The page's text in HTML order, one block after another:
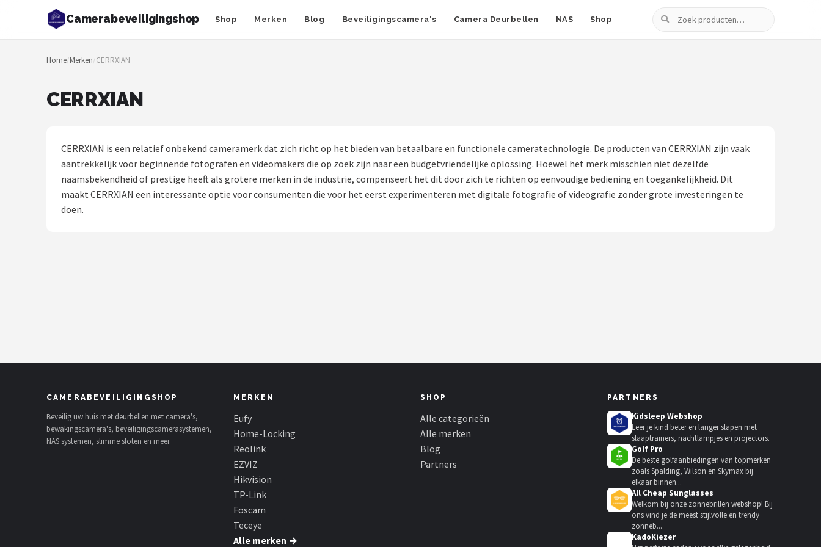
Camerabeveiligingshop Shop Merken Blog Beveiligingscamera's Camera Deurbellen NAS Shop
Zoeken
Zoeken
NAVIGATIE
Beveiligingscamera's
Camera Deurbellen
EZVIZ
Hikvision
Home/Merken/CERRXIAN
CERRXIAN
CERRXIAN is een relatief onbekend cameramerk dat zich richt op het bieden van betaalbare en functionele cameratechnologie. De producten van CERRXIAN zijn vaak
aantrekkelijk voor beginnende fotografen en videomakers die op zoek zijn naar een budgetvriendelijke oplossing. Hoewel het merk misschien niet dezelfde
naamsbekendheid of prestige heeft als grotere merken in de industrie, compenseert het dit door zich te richten op eenvoudige bediening en toegankelijkheid. Dit
maakt CERRXIAN een interessante optie voor consumenten die voor het eerst experimenteren met digitale fotografie of videografie zonder grote investeringen te
doen.
CAMERABEVEILIGINGSHOP
Beveilig uw huis met deurbellen met camera's,
bewakingscamera's, beveiligingscamerasystemen,
NAS systemen, slimme sloten en meer.
MERKEN
Eufy
Home-Locking
Reolink
EZVIZ
Hikvision
TP-Link
Foscam
Teceye
Alle merken →
SHOP
Alle categorieën
Alle merken
Blog
Partners
PARTNERS
Kidsleep Webshop
Leer je kind beter en langer slapen met
slaaptrainers, nachtlampjes en projectors.
Golf Pro
De beste golfaanbiedingen van topmerken
zoals Spalding, Wilson en Skymax bij
elkaar binnen...
All Cheap Sunglasses
Welkom bij onze zonnebrillen webshop! Bij
ons vind je de meest stijlvolle en trendy
zonneb...
KadoKiezer